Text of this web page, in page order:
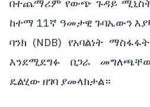
በተጨማሪም የውጭ ጉዳይ
ከተማ 11ኛ ዓመታዊ ጉባኤውን
ባንክ (NDB) የአባልነት
እንደሚደግፉ በጋራ
ዴልሂው ዘገባ ያመላክታል።